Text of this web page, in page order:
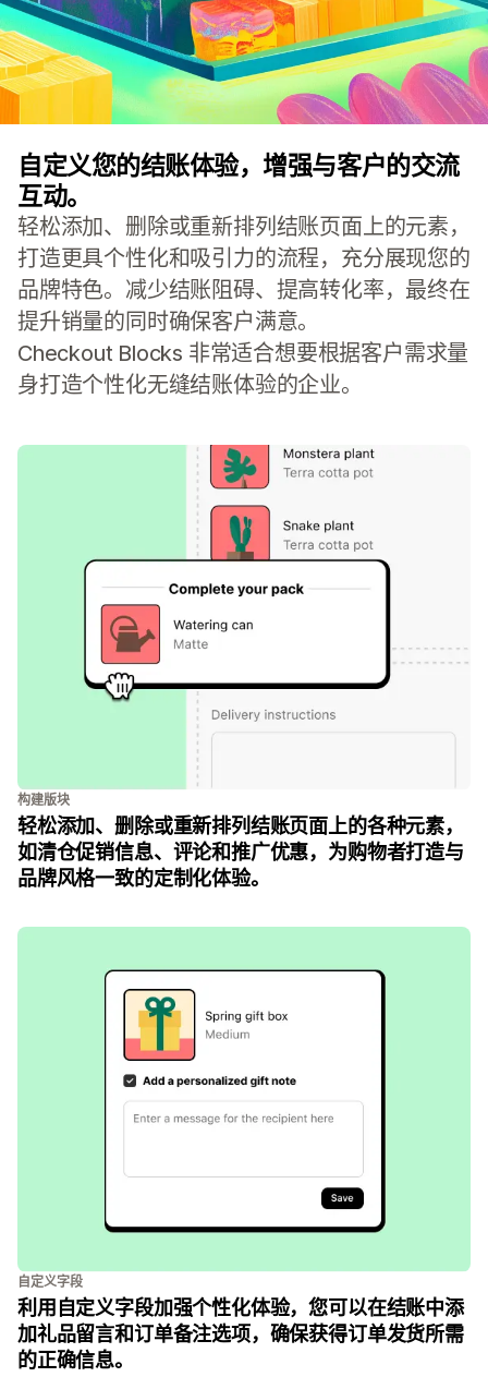
自定义您的结账体验，增强与客户的交流
互动。
轻松添加、删除或重新排列结账页面上的元素，
打造更具个性化和吸引力的流程，充分展现您的
品牌特色。减少结账阻碍、提高转化率，最终在
提升销量的同时确保客户满意。
Checkout Blocks 非常适合想要根据客户需求量
身打造个性化无缝结账体验的企业。
构建版块
轻松添加、删除或重新排列结账页面上的各种元素，
如清仓促销信息、评论和推广优惠，为购物者打造与
品牌风格一致的定制化体验。
自定义字段
利用自定义字段加强个性化体验，您可以在结账中添
加礼品留言和订单备注选项，确保获得订单发货所需
的正确信息。